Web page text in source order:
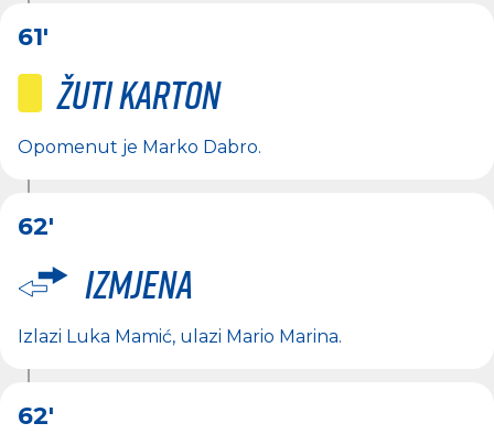
61'
Žuti karton
Opomenut je Marko Dabro.
62'
Izmjena
Izlazi Luka Mamić, ulazi Mario Marina.
62'